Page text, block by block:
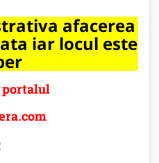
afacerea
iar locul este
portalul